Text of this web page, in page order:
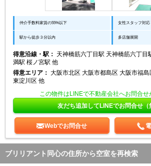
仲介手数料家賃の55%以下 女性スタッフ対応
駅から徒歩３分以内 多店舗展開
得意沿線・駅：
天神橋筋六丁目駅 天神橋筋六丁目
満駅 桜ノ宮駅 他
得意エリア： 大阪市北区 大阪市都島区 大阪市福
東淀川区 他
この物件はLINEで不動産会社へお問合せ
友だち追加してLINEでお問合せ（
Webでお問合せ
ブリリアント同心の住所から空室を再検索